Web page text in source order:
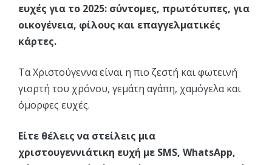
ευχές για το 2025: σύντομες, πρωτότυπες, για
οικογένεια, φίλους και επαγγελματικές
κάρτες.
Τα Χριστούγεννα είναι η πιο ζεστή και φωτεινή
γιορτή του χρόνου, γεμάτη αγάπη, χαμόγελα και
όμορφες ευχές.
Είτε θέλεις να στείλεις μια
χριστουγεννιάτικη ευχή με SMS, WhatsApp,